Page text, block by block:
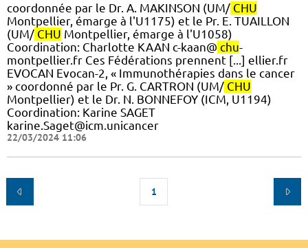
coordonnée par le Dr. A. MAKINSON (UM/ CHU
Montpellier, émarge à l'U1175) et le Pr. E. TUAILLON
(UM/ CHU Montpellier, émarge à l'U1058) ​
Coordination: Charlotte KAAN c-kaan@ chu-
montpellier.fr Ces Fédérations prennent [...] ellier.fr
EVOCAN Evocan-2, « Immunothérapies dans le cancer
» coordonné par le Pr. G. CARTRON (UM/ CHU
Montpellier) et le Dr. N. BONNEFOY (ICM, U1194)
Coordination: Karine SAGET
karine.Saget@icm.unicancer
22/03/2024 11:06
1